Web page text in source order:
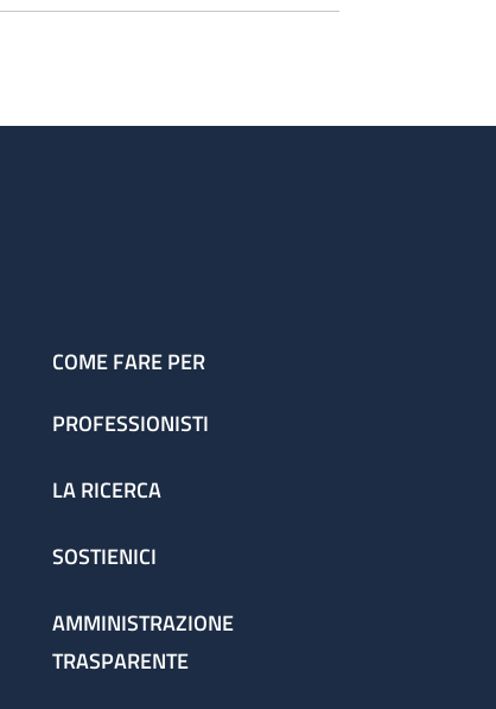
COME FARE PER
PROFESSIONISTI
LA RICERCA
SOSTIENICI
AMMINISTRAZIONE
TRASPARENTE